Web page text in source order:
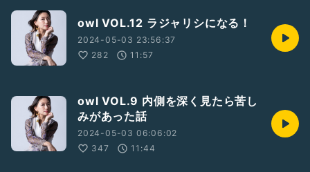
owl VOL.12 ラジャリシになる！
2024-05-03 23:56:37
282
11:57
owl VOL.9 内側を深く見たら苦し
みがあった話
2024-05-03 06:06:02
347
11:44